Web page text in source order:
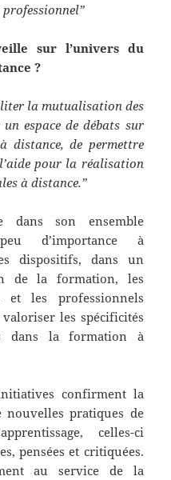
sur l’univers du
?
la mutualisation des
espace de débats sur
distance, de permettre
pour la réalisation
à distance.”
dans son ensemble
d’importance à
dispositifs, dans un
de la formation, les
et les professionnels
les spécificités
dans la formation à
confirment la
nouvelles pratiques de
celles-ci
pensées et critiquées.
au service de la